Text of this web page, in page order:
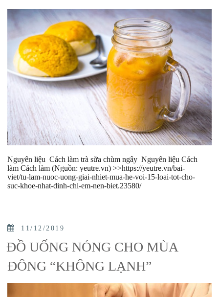
Nguyên liệu Cách làm trà sữa chùm ngây Nguyên liệu Cách
làm Cách làm (Nguồn: yeutre.vn) >>https://yeutre.vn/bai-
viet/tu-lam-nuoc-uong-giai-nhiet-mua-he-voi-15-loai-tot-cho-
suc-khoe-nhat-dinh-chi-em-nen-biet.23580/
POSTED
11/12/2019
ĐỒ UỐNG NÓNG CHO MÙA
ĐÔNG “KHÔNG LẠNH”